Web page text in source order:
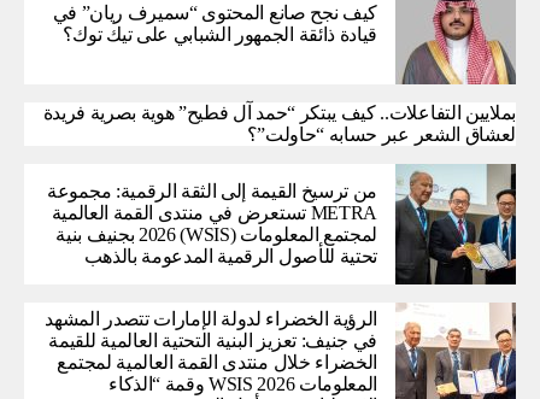
كيف نجح صانع المحتوى “سميرف ريان” في
قيادة ذائقة الجمهور الشبابي على تيك توك؟
بملايين التفاعلات.. كيف يبتكر “حمد آل فطيح” هوية بصرية فريدة
لعشاق الشعر عبر حسابه “حاولت”؟
من ترسيخ القيمة إلى الثقة الرقمية: مجموعة
METRA تستعرض في منتدى القمة العالمية
لمجتمع المعلومات (WSIS) 2026 بجنيف بنية
تحتية للأصول الرقمية المدعومة بالذهب
الرؤية الخضراء لدولة الإمارات تتصدر المشهد
في جنيف: تعزيز البنية التحتية العالمية للقيمة
الخضراء خلال منتدى القمة العالمية لمجتمع
المعلومات WSIS 2026 وقمة “الذكاء